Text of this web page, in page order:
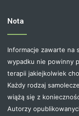
Nota
Informacje zawarte na
wypadku nie powinny
terapii jakiejkolwiek
Każdy rodzaj
wiążą się z
Autorzy